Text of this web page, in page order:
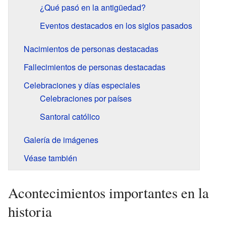
¿Qué pasó en la antigüedad?
Eventos destacados en los siglos pasados
Nacimientos de personas destacadas
Fallecimientos de personas destacadas
Celebraciones y días especiales
Celebraciones por países
Santoral católico
Galería de imágenes
Véase también
Acontecimientos importantes en la
historia